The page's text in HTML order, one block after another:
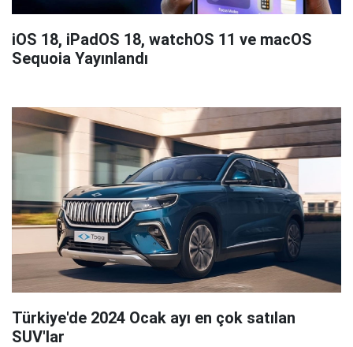
iOS 18, iPadOS 18, watchOS 11 ve macOS
Sequoia Yayınlandı
Türkiye'de 2024 Ocak ayı en çok satılan
SUV'lar